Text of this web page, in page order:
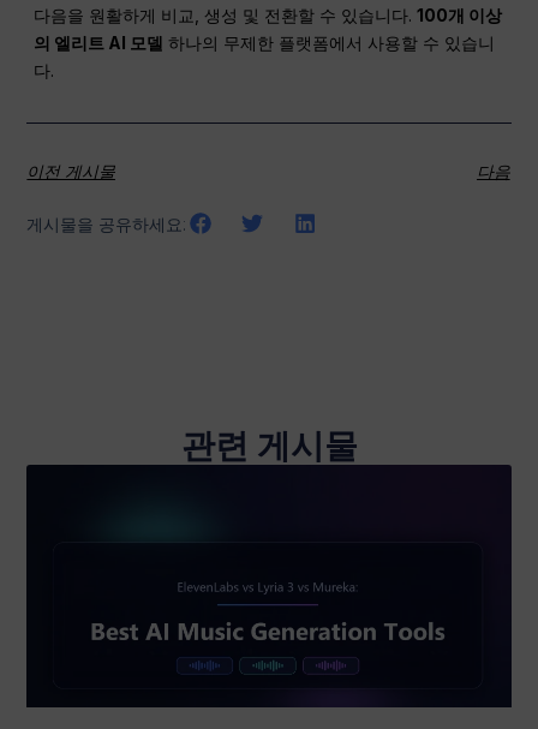
다음을 원활하게 비교, 생성 및 전환할 수 있습니다.100개 이상
의 엘리트 AI 모델 하나의 무제한 플랫폼에서 사용할 수 있습니
다.
이전 게시물 다음
게시물을 공유하세요:
관련 게시물